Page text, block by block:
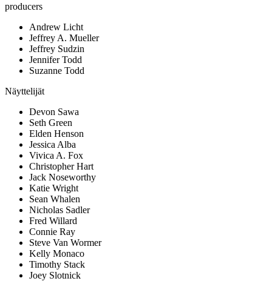
producers
Andrew Licht
Jeffrey A. Mueller
Jeffrey Sudzin
Jennifer Todd
Suzanne Todd
Näyttelijät
Devon Sawa
Seth Green
Elden Henson
Jessica Alba
Vivica A. Fox
Christopher Hart
Jack Noseworthy
Katie Wright
Sean Whalen
Nicholas Sadler
Fred Willard
Connie Ray
Steve Van Wormer
Kelly Monaco
Timothy Stack
Joey Slotnick